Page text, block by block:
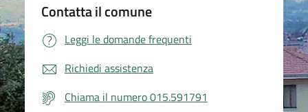
Contatta il comune
Leggi le domande frequenti
Richiedi assistenza
Chiama il numero 015.591791